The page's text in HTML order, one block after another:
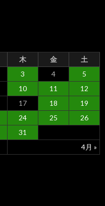
木 金 土
4月 »
3 4
5
10 11
12
17 18
19
24 25
26
31